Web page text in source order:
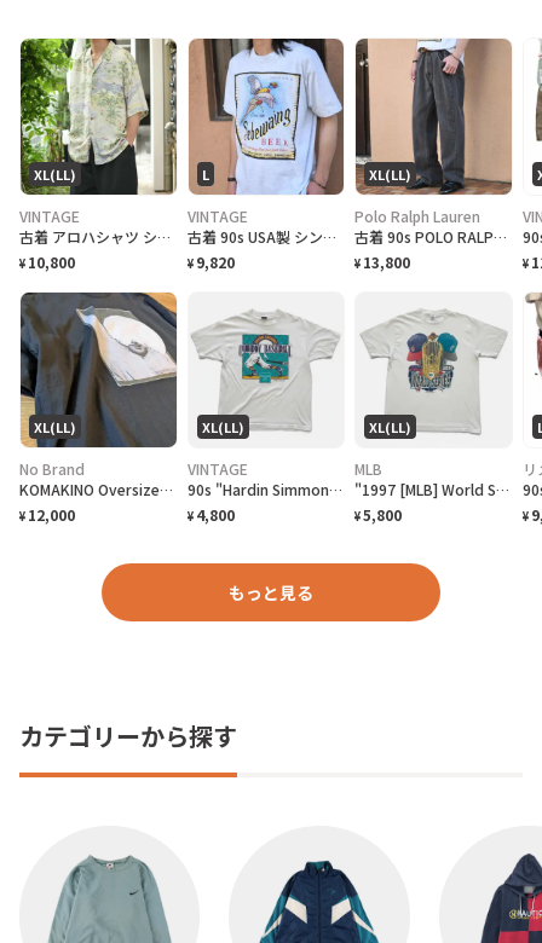
XL(LL)
VINTAGE
古着 アロハシャツ シルクシャツ レーヨンシャツ 柄シャツ 総柄シャツ
¥ 10,800
L
VINTAGE
古着 90s USA製 シングルステッチ ビール プロモーション Tシャツ
¥ 9,820
XL(LL)
Polo Ralph Lauren
古着 90s POLO RALPH LAUREN 先染め ブラックデニム デニム
¥ 13,800 ¥
XL(LL)
No Brand
KOMAKINO Oversized T-Shirt
¥ 12,000
XL(LL)
VINTAGE
90s "Hardin Simmons University Cowboy Baseball" T-Shirt ハーディン シモンズ大学 カウボーイズベースボール Tシャツ [XL]
¥ 4,800
XL(LL)
MLB
"1997 [MLB] World Series Cleveland Indians vs Florida Marlins" T-Shirt [XL]
¥5,800 ¥
もっと見る
カテゴリーから探す